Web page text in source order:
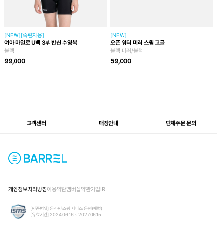
[NEW][숙련자용]
여아 마일로 U백 3부 반신 수영복
블랙
99,000
[NEW]
오픈 워터 미러 스윔 고글
블랙 미러/블랙
59,000
고객센터 매장안내 단체주문 문의
개인정보처리방침이용약관멤버십약관기업IR
[인증범위] 온라인 쇼핑 서비스 운영(배럴)
[유효기간] 2024.06.16 ~ 2027.06.15